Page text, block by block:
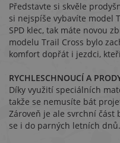
Představte si skvěle
si nejspíše vybavíte model
SPD klec, tak máte novou
modelu Trail Cross bylo
komfort dopřát i jezdci,
RYCHLESCHNOUCÍ A
Díky využití speciálních
takže se nemusíte bát
Zároveň je ale svrchní část
se i do parných letních dnů.